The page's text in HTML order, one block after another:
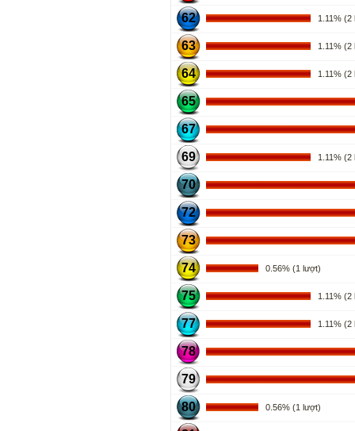
62 1.11% (2
63 1.11% (2
64 1.11% (2
65
67
69 1.11% (2
70
72
73
74 0.56% (1 lượt)
75 1.11% (2
77 1.11% (2
78
79
80 0.56% (1 lượt)